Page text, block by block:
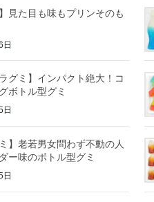
見た目も味もプリンそのも
日
グミ】インパクト絶大！コ
ボトル型グミ
日
】老若男女問わず不動の人
ー味のボトル型グミ
日